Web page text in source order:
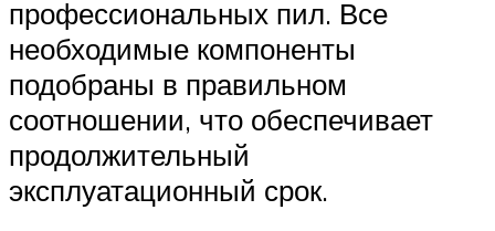
профессиональных пил. Все
необходимые компоненты
подобраны в правильном
соотношении, что обеспечивает
продолжительный
эксплуатационный срок.